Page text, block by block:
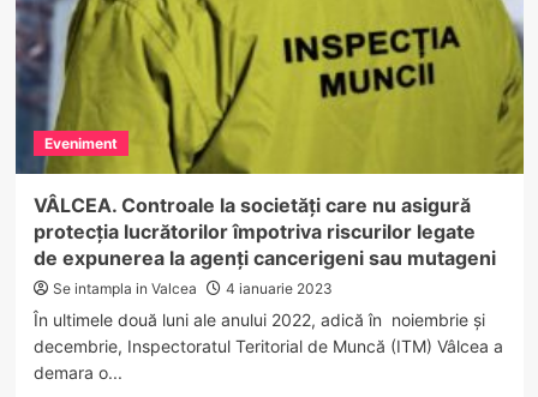
au
violat
o
fată
Eveniment
VÂLCEA. Controale la societăți care nu asigură
protecţia lucrătorilor împotriva riscurilor legate
de expunerea la agenți cancerigeni sau mutageni
Se intampla in Valcea 4 ianuarie 2023
În ultimele două luni ale anului 2022, adică în noiembrie și
decembrie, Inspectoratul Teritorial de Muncă (ITM) Vâlcea a
demara o...